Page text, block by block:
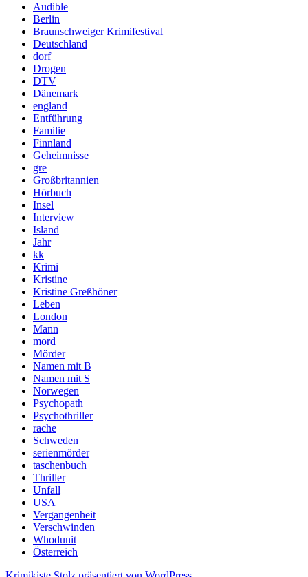
Audible
Berlin
Braunschweiger Krimifestival
Deutschland
dorf
Drogen
DTV
Dänemark
england
Entführung
Familie
Finnland
Geheimnisse
gre
Großbritannien
Hörbuch
Insel
Interview
Island
Jahr
kk
Krimi
Kristine
Kristine Greßhöner
Leben
London
Mann
mord
Mörder
Namen mit B
Namen mit S
Norwegen
Psychopath
Psychothriller
rache
Schweden
serienmörder
taschenbuch
Thriller
Unfall
USA
Vergangenheit
Verschwinden
Whodunit
Österreich